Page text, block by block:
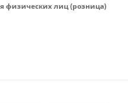
физических лиц (розница)